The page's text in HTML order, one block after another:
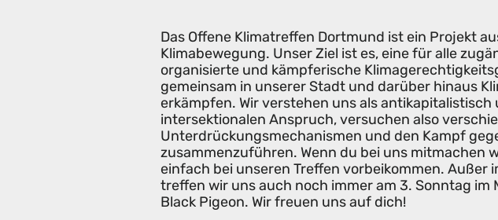
Das Offene Klimatreffen Dortmund ist ein Projekt
Klimabewegung. Unser Ziel ist es, eine für alle
organisierte und kämpferische
gemeinsam in unserer Stadt und darüber hinaus
erkämpfen. Wir verstehen uns als antikapitalistisch
intersektionalen Anspruch, versuchen also
Unterdrückungsmechanismen und den Kampf
zusammenzuführen. Wenn du bei uns mitmachen
einfach bei unseren Treffen vorbeikommen. Außer
treffen wir uns auch noch immer am 3. Sonntag im
Black Pigeon. Wir freuen uns auf dich!